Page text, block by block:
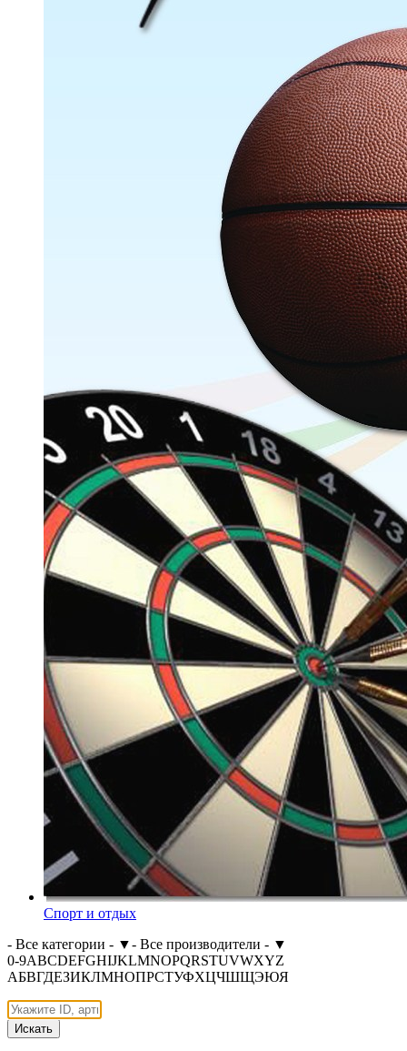
Спорт и отдых
- Все категории - ▼- Все производители - ▼
0-9ABCDEFGHIJKLMNOPQRSTUVWXYZ
АБВГДЕЗИКЛМНОПРСТУФХЦЧШЩЭЮЯ
Искать